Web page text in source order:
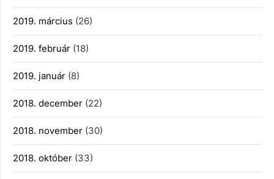
2019. március (26)
2019. február (18)
2019. január (8)
2018. december (22)
2018. november (30)
2018. október (33)